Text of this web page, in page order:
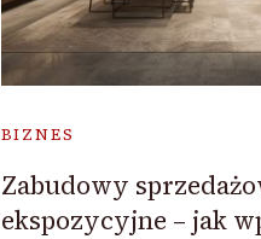
BIZNES
Zabudowy
ekspozycyjne – jak